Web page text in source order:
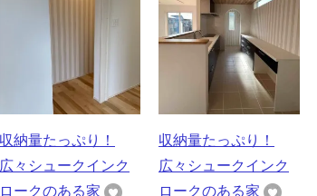
収納量たっぷり！
広々シュークインク
ロークのある家
収納量たっぷり！
広々シュークインク
ロークのある家